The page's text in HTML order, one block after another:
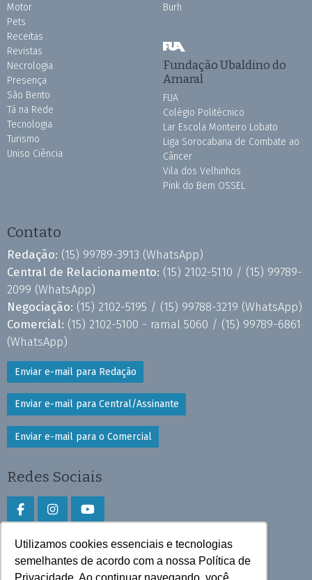
Utilizamos cookies essenciais e tecnologias
semelhantes de acordo com a nossa Política de
Privacidade. Ao continuar navegando, você
Motor
Pets
Receitas
Revistas
Necrologia
Presença
São Bento
Tá na Rede
Tecnologia
Turismo
Uniso Ciência
Burh
Fundação Ubaldino do
Amaral
FUA
Colégio Politécnico
Lar Escola Monteiro Lobato
Liga Sorocabana de Combate ao
Câncer
Vila dos Velhinhos
Pink do Bem OSSEL
Contato
Redação: (15) 99789-3913 (WhatsApp)
Central de Relacionamento: (15) 2102-5110 / (15) 99789-
2099 (WhatsApp)
Negociação: (15) 2102-5195 / (15) 99788-3219 (WhatsApp)
Comercial: (15) 2102-5100 - ramal 5060 / (15) 99789-6861
(WhatsApp)
Enviar e-mail para Redação
Enviar e-mail para Central/Assinante
Enviar e-mail para o Comercial
Redes Sociais
Faça download do aplicativo